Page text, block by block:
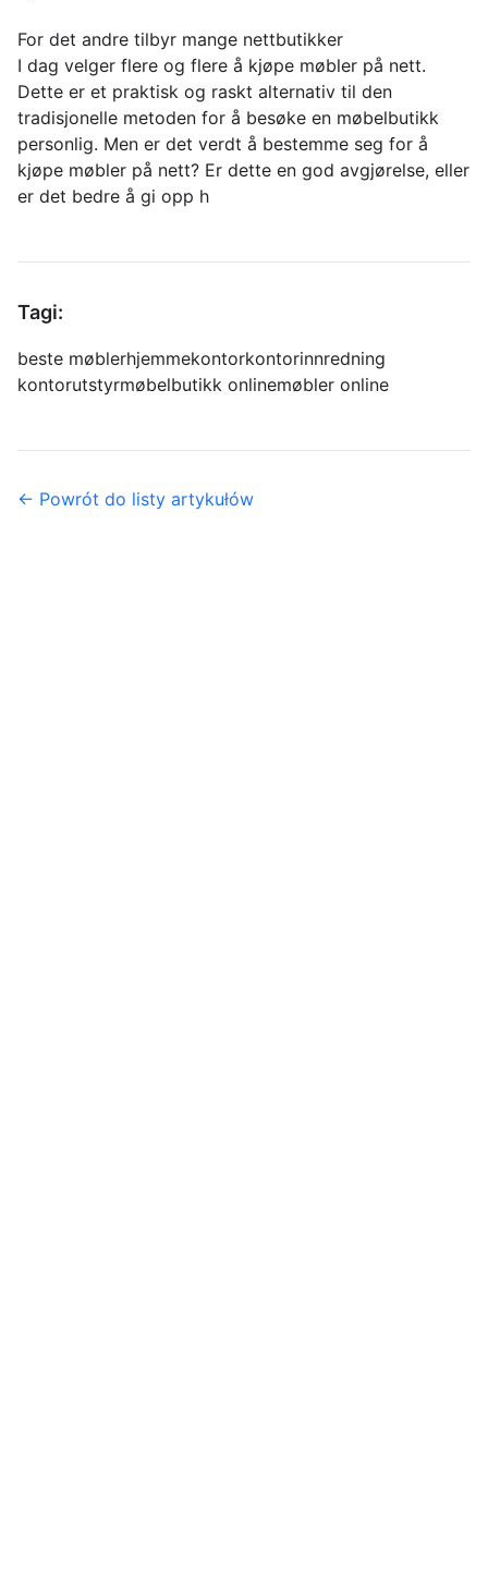
For det andre tilbyr mange nettbutikker
I dag velger flere og flere å kjøpe møbler på nett.
Dette er et praktisk og raskt alternativ til den
tradisjonelle metoden for å besøke en møbelbutikk
personlig. Men er det verdt å bestemme seg for å
kjøpe møbler på nett? Er dette en god avgjørelse, eller
er det bedre å gi opp h
Tagi:
beste møblerhjemmekontorkontorinnredning
kontorutstyrmøbelbutikk onlinemøbler online
← Powrót do listy artykułów